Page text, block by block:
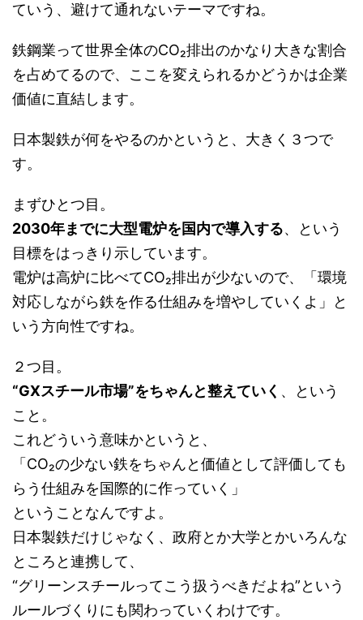
ていう、避けて通れないテーマですね。
鉄鋼業って世界全体のCO₂排出のかなり大きな割合
を占めてるので、ここを変えられるかどうかは企業
価値に直結します。
日本製鉄が何をやるのかというと、大きく３つで
す。
まずひとつ目。
2030年までに大型電炉を国内で導入する、という
目標をはっきり示しています。
電炉は高炉に比べてCO₂排出が少ないので、「環境
対応しながら鉄を作る仕組みを増やしていくよ」と
いう方向性ですね。
２つ目。
“GXスチール市場”をちゃんと整えていく 、という
こと。
これどういう意味かというと、
「CO₂の少ない鉄をちゃんと価値として評価しても
らう仕組みを国際的に作っていく」
ということなんですよ。
日本製鉄だけじゃなく、政府とか大学とかいろんな
ところと連携して、
“グリーンスチールってこう扱うべきだよね”という
ルールづくりにも関わっていくわけです。